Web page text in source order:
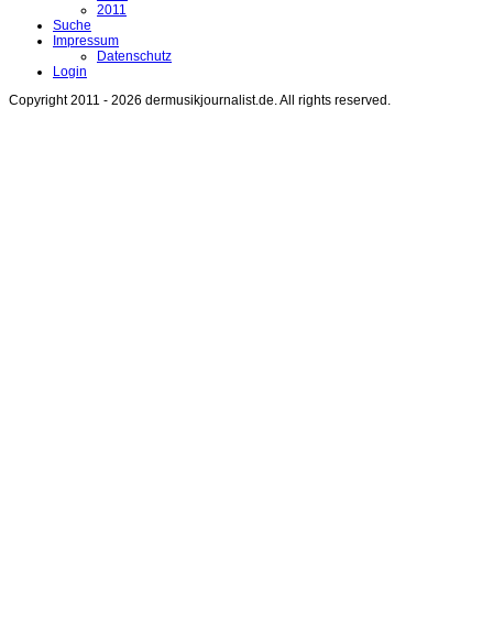
2011
Suche
Impressum
Datenschutz
Login
Copyright 2011 - 2026 dermusikjournalist.de. All rights reserved.